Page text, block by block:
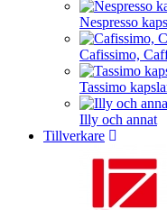
Nespresso
Cafissimo,
Tassimo
Illy och annat
Tillverkare